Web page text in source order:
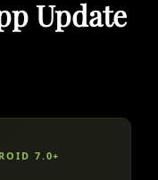
Update
7.0+